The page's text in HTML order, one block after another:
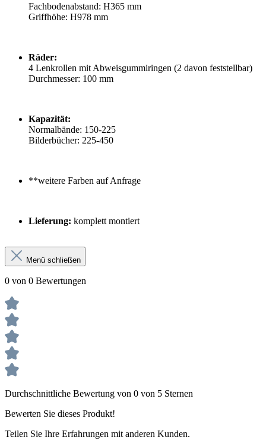
Fachbodenabstand: H365 mm
Griffhöhe: H978 mm
Räder:
4 Lenkrollen mit Abweisgummiringen (2 davon feststellbar)
Durchmesser: 100 mm
Kapazität:
Normalbände: 150-225
Bilderbücher: 225-450
**weitere Farben auf Anfrage
Lieferung: komplett montiert
Menü schließen
0 von 0 Bewertungen
Durchschnittliche Bewertung von 0 von 5 Sternen
Bewerten Sie dieses Produkt!
Teilen Sie Ihre Erfahrungen mit anderen Kunden.